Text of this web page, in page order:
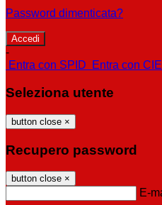
Password dimenticata?
-
Entra con SPID
Entra con CIE
Seleziona utente
button close ×
Recupero password
button close ×
E-